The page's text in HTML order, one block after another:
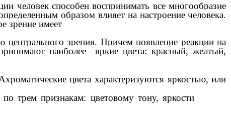
человек способен воспринимать все многообразие
образом влияет на настроение человека.
зрение имеет
центрального зрения. Причем появление реакции на
наиболее яркие цвета: красный, желтый,
цвета характеризуются яркостью, или
трем признакам: цветовому тону, яркости